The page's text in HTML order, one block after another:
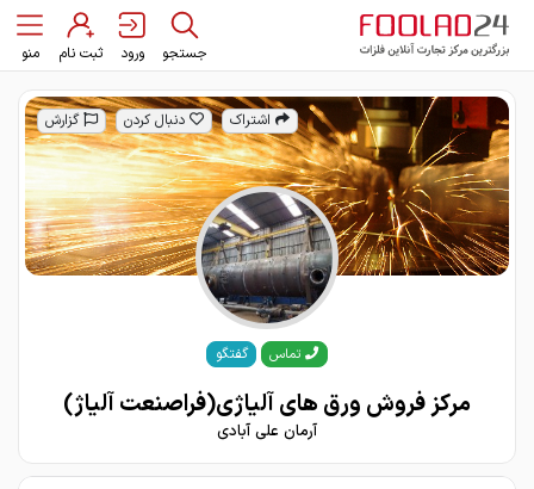
جستجو ورود ثبت نام منو
اشتراک دنبال کردن گزارش
تماس گفتگو
مرکز فروش ورق های آلیاژی(فراصنعت آلیاژ)
آرمان علی آبادی